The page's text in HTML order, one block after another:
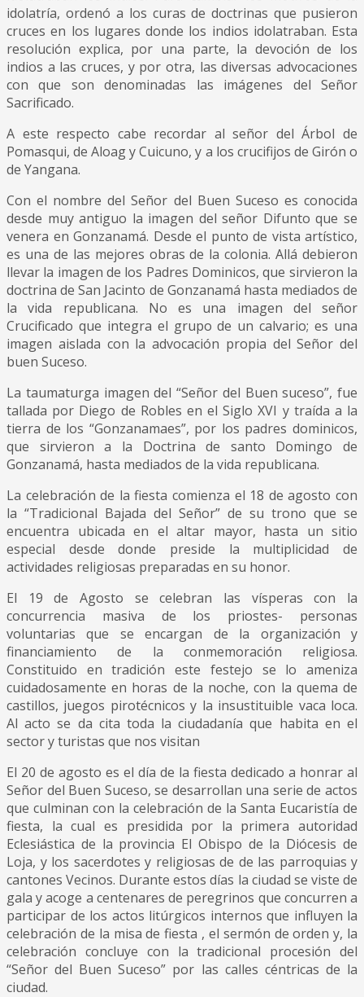
idolatría, ordenó a los curas de doctrinas que pusieron
cruces en los lugares donde los indios idolatraban. Esta
resolución explica, por una parte, la devoción de los
indios a las cruces, y por otra, las diversas advocaciones
con que son denominadas las imágenes del Señor
Sacrificado.
A este respecto cabe recordar al señor del Árbol de
Pomasqui, de Aloag y Cuicuno, y a los crucifijos de Girón o
de Yangana.
Con el nombre del Señor del Buen Suceso es conocida
desde muy antiguo la imagen del señor Difunto que se
venera en Gonzanamá. Desde el punto de vista artístico,
es una de las mejores obras de la colonia. Allá debieron
llevar la imagen de los Padres Dominicos, que sirvieron la
doctrina de San Jacinto de Gonzanamá hasta mediados de
la vida republicana. No es una imagen del señor
Crucificado que integra el grupo de un calvario; es una
imagen aislada con la advocación propia del Señor del
buen Suceso.
La taumaturga imagen del “Señor del Buen suceso”, fue
tallada por Diego de Robles en el Siglo XVI y traída a la
tierra de los “Gonzanamaes”, por los padres dominicos,
que sirvieron a la Doctrina de santo Domingo de
Gonzanamá, hasta mediados de la vida republicana.
La celebración de la fiesta comienza el 18 de agosto con
la “Tradicional Bajada del Señor” de su trono que se
encuentra ubicada en el altar mayor, hasta un sitio
especial desde donde preside la multiplicidad de
actividades religiosas preparadas en su honor.
El 19 de Agosto se celebran las vísperas con la
concurrencia masiva de los priostes- personas
voluntarias que se encargan de la organización y
financiamiento de la conmemoración religiosa.
Constituido en tradición este festejo se lo ameniza
cuidadosamente en horas de la noche, con la quema de
castillos, juegos pirotécnicos y la insustituible vaca loca.
Al acto se da cita toda la ciudadanía que habita en el
sector y turistas que nos visitan
El 20 de agosto es el día de la fiesta dedicado a honrar al
Señor del Buen Suceso, se desarrollan una serie de actos
que culminan con la celebración de la Santa Eucaristía de
fiesta, la cual es presidida por la primera autoridad
Eclesiástica de la provincia El Obispo de la Diócesis de
Loja, y los sacerdotes y religiosas de de las parroquias y
cantones Vecinos. Durante estos días la ciudad se viste de
gala y acoge a centenares de peregrinos que concurren a
participar de los actos litúrgicos internos que influyen la
celebración de la misa de fiesta , el sermón de orden y, la
celebración concluye con la tradicional procesión del
“Señor del Buen Suceso” por las calles céntricas de la
ciudad.